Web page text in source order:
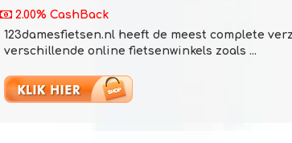
2.00% CashBack
123damesfietsen.nl heeft de meest complete
verschillende online fietsenwinkels zoals ...